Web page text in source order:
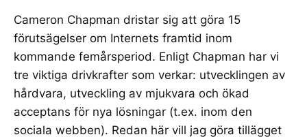
Cameron Chapman dristar sig att göra 15
förutsägelser om Internets framtid inom
kommande femårsperiod. Enligt Chapman har vi
tre viktiga drivkrafter som verkar: utvecklingen av
hårdvara, utveckling av mjukvara och ökad
acceptans för nya lösningar (t.ex. inom den
sociala webben). Redan här vill jag göra tillägget